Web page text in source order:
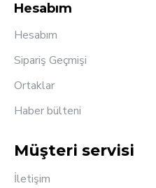
Hesabım
Hesabım
Sipariş Geçmişi
Ortaklar
Haber bülteni
Müşteri servisi
İletişim